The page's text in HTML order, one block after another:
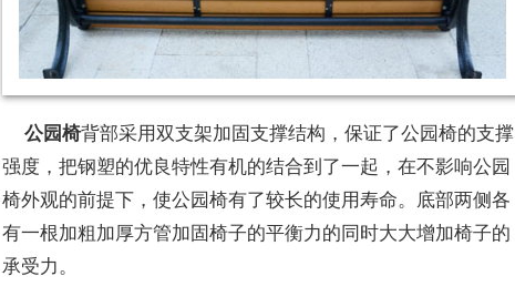
公园椅背部采用双支架加固支撑结构，保证了公园椅的支撑
强度，把钢塑的优良特性有机的结合到了一起，在不影响公园
椅外观的前提下，使公园椅有了较长的使用寿命。底部两侧各
有一根加粗加厚方管加固椅子的平衡力的同时大大增加椅子的
承受力。